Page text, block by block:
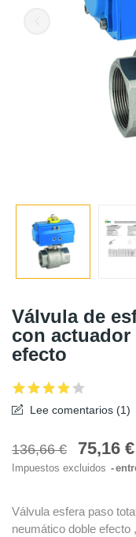
Válvula de
con
efecto
Lee comentarios (1)
136,66 € 75,16 €
Impuestos excluidos
Válvula esfera paso
neumático doble